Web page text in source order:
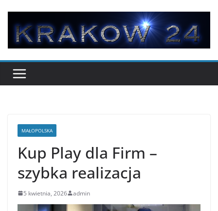
treści
MAŁOPOLSKA
Kup Play dla Firm –
szybka realizacja
5 kwietnia, 2026 admin